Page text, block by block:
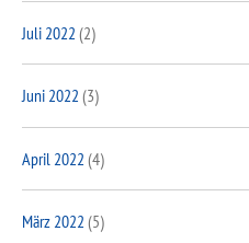
Juli 2022 (2)
Juni 2022 (3)
April 2022 (4)
März 2022 (5)